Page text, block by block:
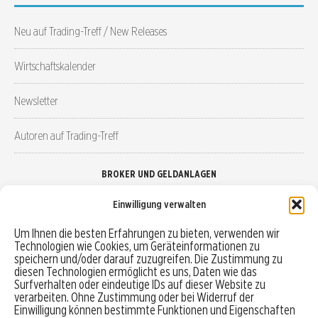
Einwilligung verwalten
Um Ihnen die besten Erfahrungen zu bieten, verwenden wir
Technologien wie Cookies, um Geräteinformationen zu
speichern und/oder darauf zuzugreifen. Die Zustimmung zu
diesen Technologien ermöglicht es uns, Daten wie das
Surfverhalten oder eindeutige IDs auf dieser Website zu
verarbeiten. Ohne Zustimmung oder bei Widerruf der
Einwilligung können bestimmte Funktionen und Eigenschaften
Neu auf Trading-Treff / New Releases
Wirtschaftskalender
Newsletter
Autoren auf Trading-Treff
BROKER UND GELDANLAGEN
Robo-Advisor vergleichen
Depotvergleich